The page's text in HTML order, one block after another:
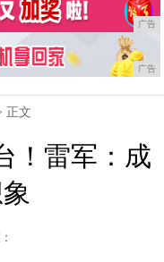
广告
广告
正文
！雷军：成